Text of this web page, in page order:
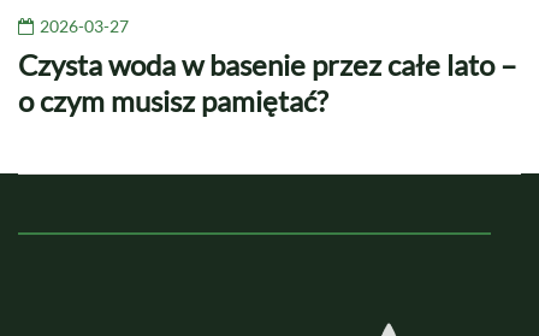
2026-03-27
Czysta woda w basenie przez całe lato –
o czym musisz pamiętać?